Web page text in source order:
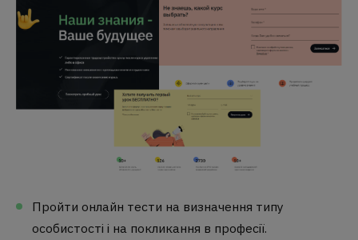
Пройти онлайн тести на визначення типу
особистості і на покликання в професії.